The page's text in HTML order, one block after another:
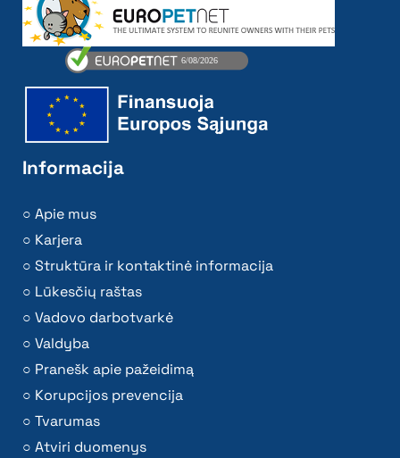
Informacija
Apie mus
Karjera
Struktūra ir kontaktinė informacija
Lūkesčių raštas
Vadovo darbotvarkė
Valdyba
Pranešk apie pažeidimą
Korupcijos prevencija
Tvarumas
Atviri duomenys